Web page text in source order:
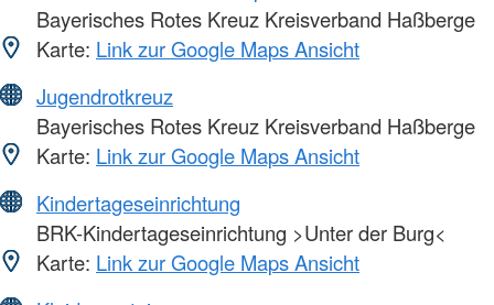
Bayerisches Rotes Kreuz Kreisverband Haßberge
Karte: Link zur Google Maps Ansicht
Jugendrotkreuz
Bayerisches Rotes Kreuz Kreisverband Haßberge
Karte: Link zur Google Maps Ansicht
Kindertageseinrichtung
BRK-Kindertageseinrichtung >Unter der Burg<
Karte: Link zur Google Maps Ansicht